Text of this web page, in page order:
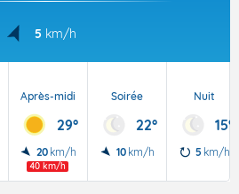
5 km/h
Après-midi
29°
20 km/h
40 km/h
Soirée
22°
10 km/h
Nuit
15°
5 km/h